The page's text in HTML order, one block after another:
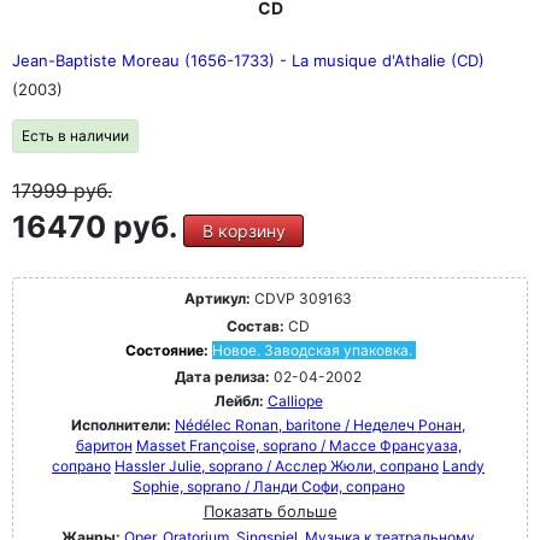
CD
Jean-Baptiste Moreau (1656-1733) - La musique d'Athalie (CD)
(2003)
Есть в наличии
17999руб.
16470 руб. В корзину
Артикул: CDVP 309163
Состав: CD
Состояние: Новое. Заводская упаковка.
Дата релиза: 02-04-2002
Лейбл: Calliope
Исполнители: Nédélec Ronan, baritone / Неделеч Ронан,
баритон Masset Françoise, soprano / Массе Франсуаза,
сопрано Hassler Julie, soprano / Асслер Жюли, сопрано Landy
Sophie, soprano / Ланди Софи, сопрано
Показать больше